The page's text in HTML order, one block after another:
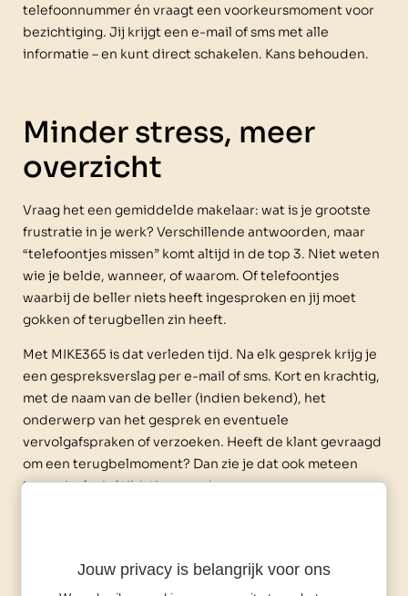
telefoonnummer én vraagt een voorkeursmoment voor
bezichtiging. Jij krijgt een e-mail of sms met alle
informatie – en kunt direct schakelen. Kans behouden.
Minder stress, meer
overzicht
Vraag het een gemiddelde makelaar: wat is je grootste
frustratie in je werk? Verschillende antwoorden, maar
“telefoontjes missen” komt altijd in de top 3. Niet weten
wie je belde, wanneer, of waarom. Of telefoontjes
waarbij de beller niets heeft ingesproken en jij moet
gokken of terugbellen zin heeft.
Met MIKE365 is dat verleden tijd. Na elk gesprek krijg je
een gespreksverslag per e-mail of sms. Kort en krachtig,
met de naam van de beller (indien bekend), het
onderwerp van het gesprek en eventuele
vervolgafspraken of verzoeken. Heeft de klant gevraagd
om een terugbelmoment? Dan zie je dat ook meteen
terug, inclusief tijdstip en reden.
Altijd op de hoogte, zonder
Jouw privacy is belangrijk voor ons